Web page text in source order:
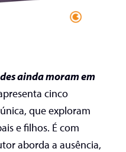
ainda moram em
cinco
que exploram
e filhos. É com
aborda a ausência,